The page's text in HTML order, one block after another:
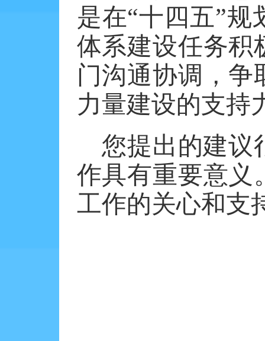
是在“十四五”
体系建设任务积
门沟通协调，争
力量建设的支持
您提出的建议
作具有重要意义
工作的关心和支